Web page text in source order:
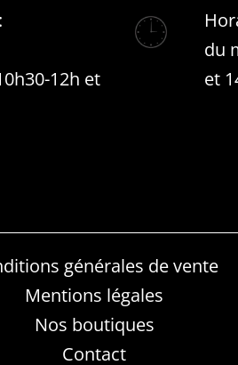
12h et
du
et
générales de vente
Mentions légales
Nos boutiques
Contact